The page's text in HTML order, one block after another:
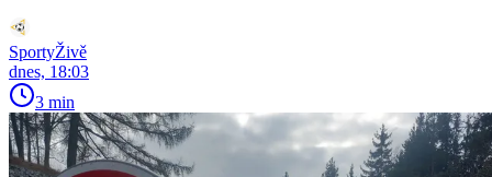
SportyŽivě
dnes, 18:03
3 min